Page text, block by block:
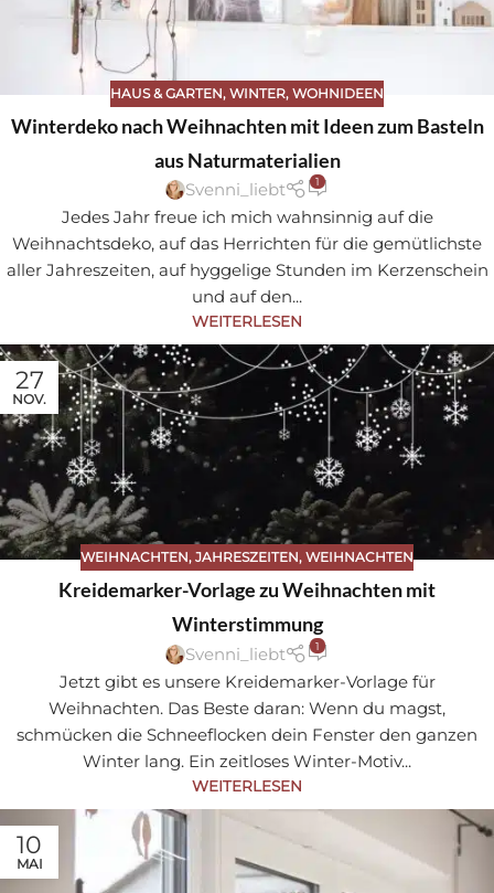
HAUS & GARTEN, WINTER, WOHNIDEEN
Winterdeko nach Weihnachten mit Ideen zum Basteln
aus Naturmaterialien
Svenni_liebt
Sa
1
Jedes Jahr freue ich mich wahnsinnig auf die
Weihnachtsdeko, auf das Herrichten für die gemütlichste
aller Jahreszeiten, auf hyggelige Stunden im Kerzenschein
und auf den...
WEITERLESEN
27
NOV.
WEIHNACHTEN, JAHRESZEITEN, WEIHNACHTEN
Kreidemarker-Vorlage zu Weihnachten mit
Winterstimmung
Svenni_liebt
Sa
1
Jetzt gibt es unsere Kreidemarker-Vorlage für
Weihnachten. Das Beste daran: Wenn du magst,
schmücken die Schneeflocken dein Fenster den ganzen
Winter lang. Ein zeitloses Winter-Motiv...
WEITERLESEN
10
MAI